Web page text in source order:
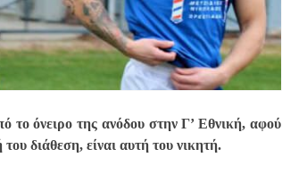
το όνειρο της ανόδου στην Γ’ Εθνική, αφού
διάθεση, είναι αυτή του νικητή.